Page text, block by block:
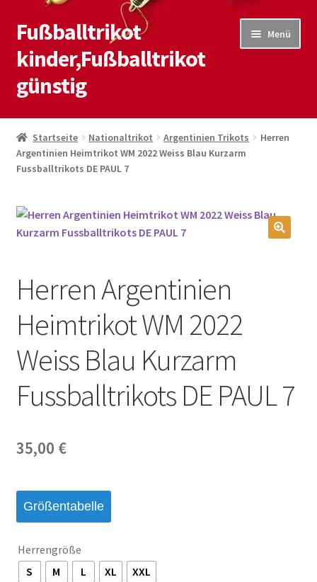
Zur
Navigation
springen
Zum
Inhalt
springen
Fußballtrikot
kinder,Fußballtrikot
günstig
Menü
Start
Blog
Kontaktiere uns
Shop
Startseite Nationaltrikot Argentinien Trikots
Herren
Argentinien Heimtrikot WM 2022 Weiss Blau Kurzarm
Fussballtrikots DE PAUL 7
Herren Argentinien
Heimtrikot WM 2022
Weiss Blau Kurzarm
Fussballtrikots DE PAUL 7
35,00 €
Größentabelle
Herrengröße
S
M L XL XXL